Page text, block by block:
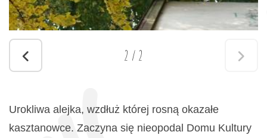
2 / 2
Urokliwa alejka, wzdłuż której rosną okazałe
kasztanowce. Zaczyna się nieopodal Domu Kultury